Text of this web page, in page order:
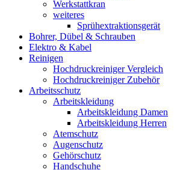
Werkstattkran
weiteres
Sprühextraktionsgerät
Bohrer, Dübel & Schrauben
Elektro & Kabel
Reinigen
Hochdruckreiniger Vergleich
Hochdruckreiniger Zubehör
Arbeitsschutz
Arbeitskleidung
Arbeitskleidung Damen
Arbeitskleidung Herren
Atemschutz
Augenschutz
Gehörschutz
Handschuhe